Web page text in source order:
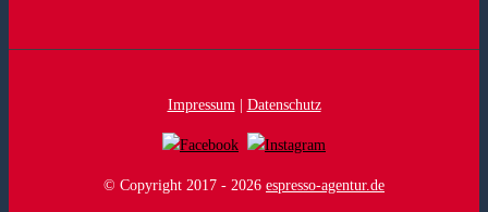
Impressum| Datenschutz
© Copyright 2017 - 2026 espresso-agentur.de